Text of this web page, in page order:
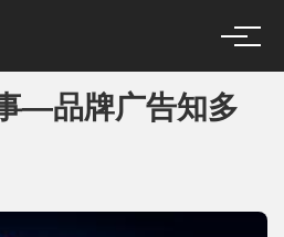
—品牌广告知多